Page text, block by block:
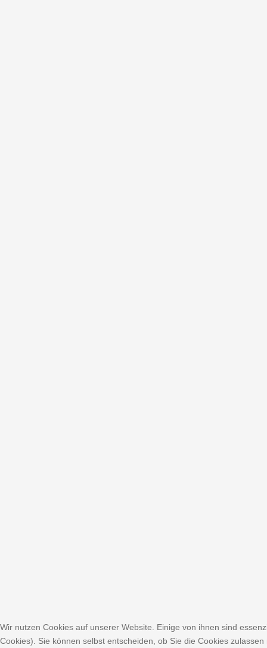
Wir nutzen Cookies auf unserer Website. Einige von ihnen sind
Cookies). Sie können selbst entscheiden, ob Sie die Cookies